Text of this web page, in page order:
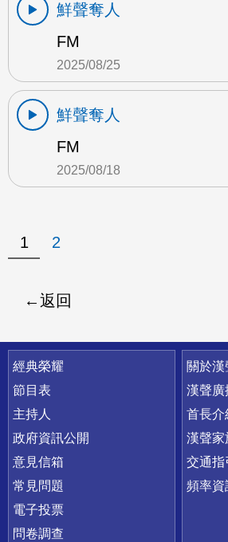
鮮聲奪人
FM
2025/08/25
鮮聲奪人
FM
2025/08/18
1 2
返回
快速連結
經典榮耀
節目表
主持人
政府資訊公開
意見信箱
常見問題
電子投票
問卷調查
關於漢
漢聲廣
首長介
漢聲家
交通指
頻率資